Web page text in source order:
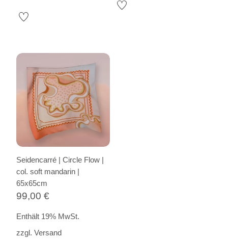
Seidencarré | Circle Flow |
col. soft mandarin |
65x65cm
99,00€
Enthält 19% MwSt.
zzgl.Versand